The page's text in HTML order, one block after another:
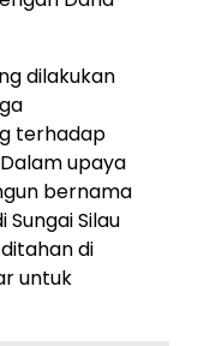
dilakukan
terhadap
upaya
bernama
Silau
di
untuk